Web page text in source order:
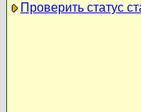
Проверить статус